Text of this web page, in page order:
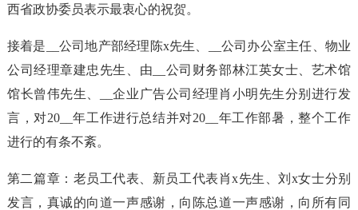
西省政协委员表示最衷心的祝贺。
接着是__公司地产部经理陈x先生、__公司办公室主任、物业
公司经理章建忠先生、由__公司财务部林江英女士、艺术馆
馆长曾伟先生、__企业广告公司经理肖小明先生分别进行发
言，对20__年工作进行总结并对20__年工作部暑，整个工作
进行的有条不紊。
第二篇章：老员工代表、新员工代表肖x先生、刘x女士分别
发言，真诚的向道一声感谢，向陈总道一声感谢，向所有同